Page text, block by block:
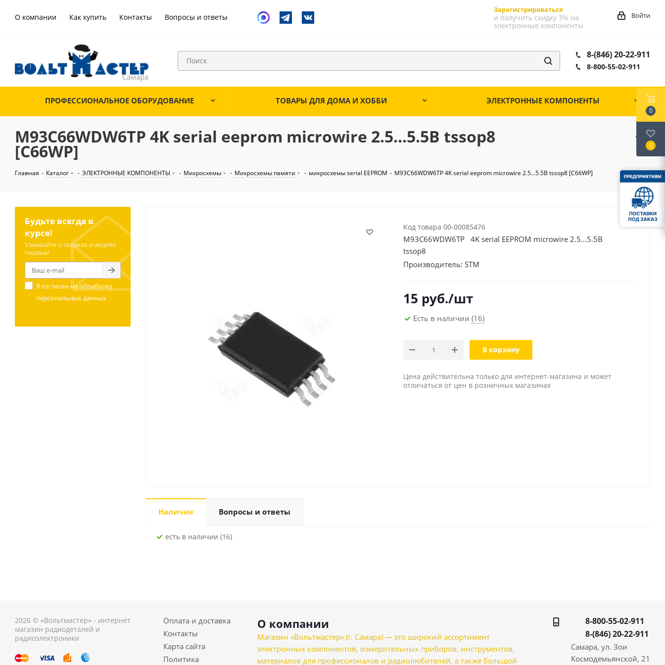
О компании Как купить Контакты Вопросы и ответы
Зарегистрироваться
и получить скидку 3% на
электронные компоненты
Войти
8-(846) 20-22-911
8-800-55-02-911
ПРОФЕССИОНАЛЬНОЕ ОБОРУДОВАНИЕ ТОВАРЫ ДЛЯ ДОМА И ХОББИ ЭЛЕКТРОННЫЕ КОМПОНЕНТЫ
M93C66WDW6TP 4K serial eeprom microwire 2.5...5.5В tssop8
[C66WP]
Главная - Каталог - ЭЛЕКТРОННЫЕ КОМПОНЕНТЫ - Микросхемы - Микросхемы памяти - микросхемы serial EEPROM - M93C66WDW6TP 4K serial eeprom microwire 2.5...5.5В tssop8 [C66WP]
Код товара 00-00085476
M93C66WDW6TP 4K serial EEPROM microwire 2.5...5.5В
tssop8
Производитель: STM
15 руб./шт
Есть в наличии (16)
В корзину
Цена действительна только для интернет-магазина и может
отличаться от цен в розничных магазинах
Наличие Вопросы и ответы
Есть в наличии (16)
Будьте всегда в
курсе!
Узнавайте о скидках и акциях
первым
Я согласен наобработку
персональных данных
2026 © «Вольтмастер» - интернет
магазин радиодеталей и
радиоэлектроники
Оплата и доставка
Контакты
Карта сайта
Политика
О компании
Магазин «Вольтмастер» (г. Самара) — это широкий ассортимент
электронных компонентов, измерительных приборов, инструментов,
материалов для профессионалов и радиолюбителей, а также большой
8-800-55-02-911
8-(846) 20-22-911
Самара, ул. Зои
Космодемьянской, 21
0
0